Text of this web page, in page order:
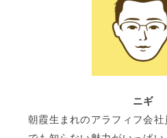
ニギ
朝霞生まれのアラフィフ会